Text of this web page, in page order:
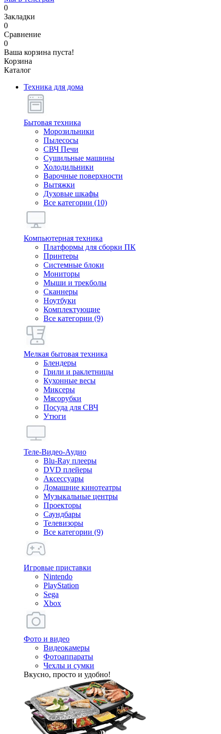
0
Закладки
0
Сравнение
0
Ваша корзина пуста!
Корзина
Каталог
Техника для дома
Бытовая техника
Морозильники
Пылесосы
СВЧ Печи
Сушильные машины
Холодильники
Варочные поверхности
Вытяжки
Духовые шкафы
Все категории (10)
Компьютерная техника
Платформы для сборки ПК
Принтеры
Системные блоки
Мониторы
Мыши и трекболы
Сканнеры
Ноутбуки
Комплектующие
Все категории (9)
Мелкая бытовая техника
Блендеры
Грили и раклетницы
Кухонные весы
Миксеры
Мясорубки
Посуда для СВЧ
Утюги
Теле-Видео-Аудио
Blu-Ray плееры
DVD плейеры
Аксессуары
Домашние кинотеатры
Музыкальные центры
Проекторы
Саундбары
Телевизоры
Все категории (9)
Игровые приставки
Nintendo
PlayStation
Sega
Xbox
Фото и видео
Видеокамеры
Фотоаппараты
Чехлы и сумки
Вкусно, просто и удобно!